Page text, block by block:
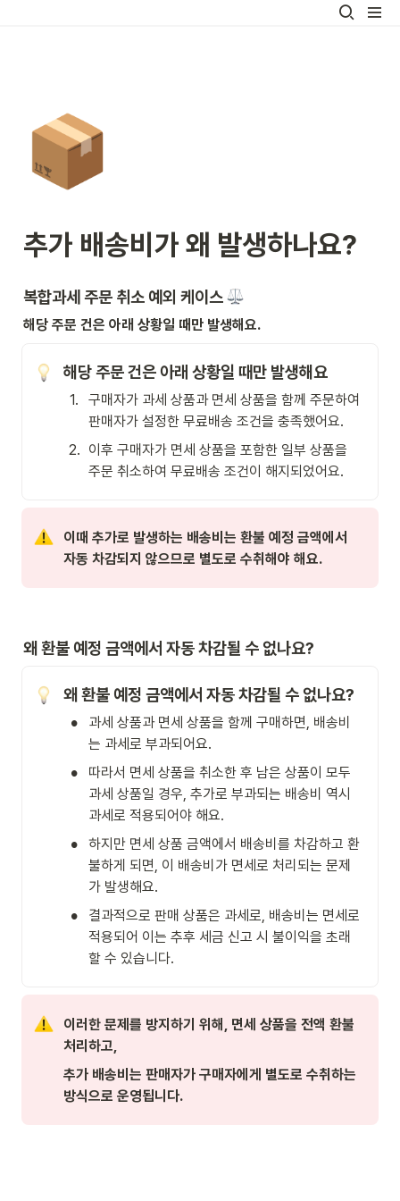
📦
추가 배송비가 왜 발생하나요?
복합과세 주문 취소 예외 케이스
해당 주문 건은 아래 상황일 때만 발생해요.
해당 주문 건은 아래 상황일 때만 발생해요
1.
구매자가 과세 상품과 면세 상품을 함께 주문하여
판매자가 설정한 무료배송 조건을 충족했어요.
2. 이후 구매자가 면세 상품을 포함한 일부 상품을
주문 취소하여 무료배송 조건이 해지되었어요.
이때 추가로 발생하는 배송비는 환불 예정 금액에서
자동 차감되지 않으므로 별도로 수취해야 해요.
왜 환불 예정 금액에서 자동 차감될 수 없나요?
왜 환불 예정 금액에서 자동 차감될 수 없나요?
•
과세 상품과 면세 상품을 함께 구매하면, 배송비
는 과세로 부과되어요.
•
따라서 면세 상품을 취소한 후 남은 상품이 모두
과세 상품일 경우, 추가로 부과되는 배송비 역시
과세로 적용되어야 해요.
•
하지만 면세 상품 금액에서 배송비를 차감하고 환
불하게 되면, 이 배송비가 면세로 처리되는 문제
가 발생해요.
•
결과적으로 판매 상품은 과세로, 배송비는 면세로
적용되어 이는 추후 세금 신고 시 불이익을 초래
할 수 있습니다.
이러한 문제를 방지하기 위해, 면세 상품을 전액 환불
처리하고,
추가 배송비는 판매자가 구매자에게 별도로 수취하는
방식으로 운영됩니다.